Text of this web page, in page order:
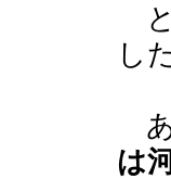
と
し
は